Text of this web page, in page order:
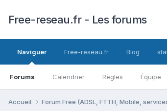
Free-reseau.fr - Les forums
Naviguer
Forums Calendrier Règles Équipe
Free-reseau.fr Blog
Accueil Forum Free (ADSL, FTTH, Mobile,